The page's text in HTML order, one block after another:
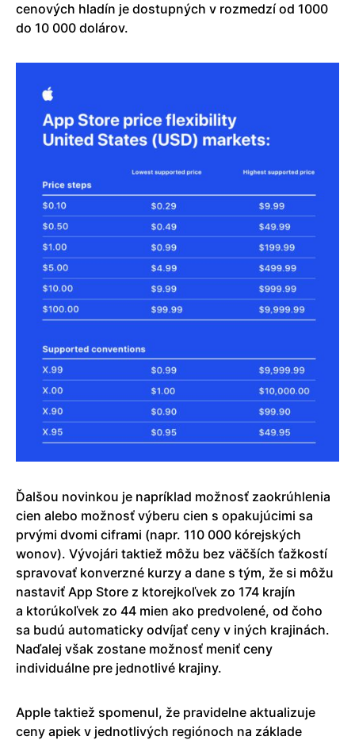
cenových hladín je dostupných v rozmedzí od 1000
do 10 000 dolárov.
Ďalšou novinkou je napríklad možnosť zaokrúhlenia
cien alebo možnosť výberu cien s opakujúcimi sa
prvými dvomi ciframi (napr. 110 000 kórejských
wonov). Vývojári taktiež môžu bez väčších ťažkostí
spravovať konverzné kurzy a dane s tým, že si môžu
nastaviť App Store z ktorejkoľvek zo 174 krajín
a ktorúkoľvek zo 44 mien ako predvolené, od čoho
sa budú automaticky odvíjať ceny v iných krajinách.
Naďalej však zostane možnosť meniť ceny
individuálne pre jednotlivé krajiny.
Apple taktiež spomenul, že pravidelne aktualizuje
ceny apiek v jednotlivých regiónoch na základe